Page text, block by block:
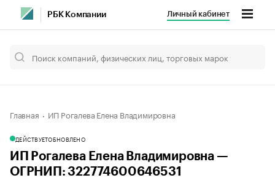
РБК Компании Личный кабинет
Главная ИП Рогалева Елена Владимировна
ДЕЙСТВУЕТОБНОВЛЕНО
ИП Рогалева Елена Владимировна —
ОГРНИП: 322774600646531